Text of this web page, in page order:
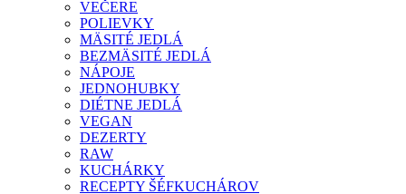
VEČERE
POLIEVKY
MÄSITÉ JEDLÁ
BEZMÄSITÉ JEDLÁ
NÁPOJE
JEDNOHUBKY
DIÉTNE JEDLÁ
VEGAN
DEZERTY
RAW
KUCHÁRKY
RECEPTY ŠÉFKUCHÁROV